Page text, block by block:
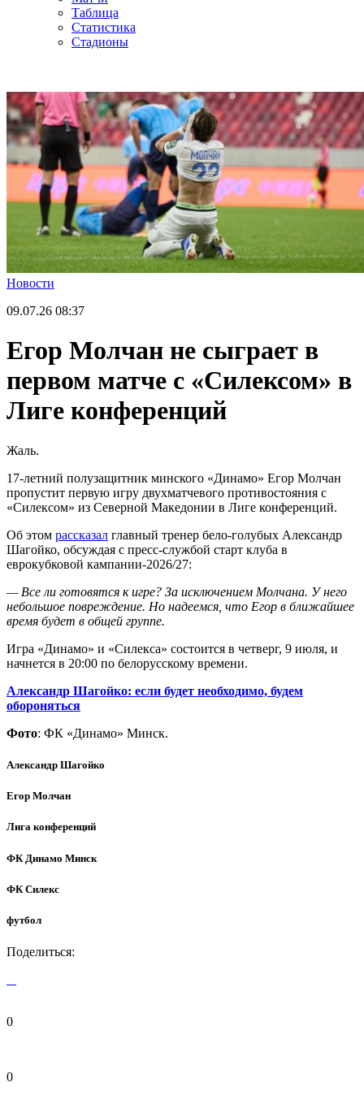
Таблица
Статистика
Стадионы
Новости
09.07.26 08:37
Егор Молчан не сыграет в
первом матче с «Силексом» в
Лиге конференций
Жаль.
17-летний полузащитник минского «Динамо» Егор Молчан
пропустит первую игру двухматчевого противостояния с
«Силексом» из Северной Македонии в Лиге конференций.
Об этом рассказал главный тренер бело-голубых Александр
Шагойко, обсуждая с пресс-службой старт клуба в
еврокубковой кампании-2026/27:
— Все ли готовятся к игре? За исключением Молчана. У него
небольшое повреждение. Но надеемся, что Егор в ближайшее
время будет в общей группе.
Игра «Динамо» и «Силекса» состоится в четверг, 9 июля, и
начнется в 20:00 по белорусскому времени.
Александр Шагойко: если будет необходимо, будем
обороняться
Фото: ФК «Динамо» Минск.
Александр Шагойко
Егор Молчан
Лига конференций
ФК Динамо Минск
ФК Силекс
футбол
Поделиться:
0
0